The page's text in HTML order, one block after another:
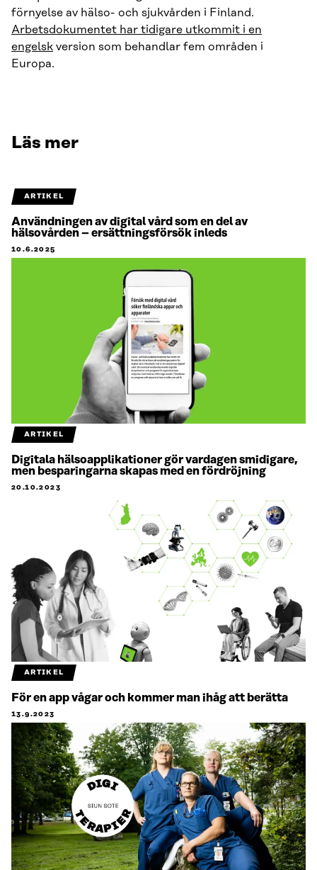
förnyelse av hälso- och sjukvården i Finland.
Arbetsdokumentet har tidigare utkommit i en
engelsk version som behandlar fem områden i
Europa.
Läs mer
ARTIKEL
Användningen av digital vård som en del av
hälsovården – ersättningsförsök inleds
10.6.2025
ARTIKEL
Digitala hälsoapplikationer gör vardagen smidigare,
men besparingarna skapas med en fördröjning
20.10.2023
ARTIKEL
För en app vågar och kommer man ihåg att berätta
13.9.2023